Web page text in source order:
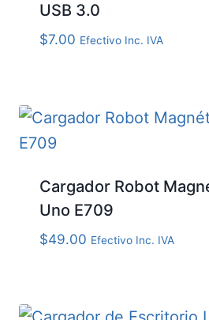
USB 3.0
$7.00 Efectivo Inc. IVA
Cargador Robot
Uno E709
$49.00 Efectivo Inc. IVA